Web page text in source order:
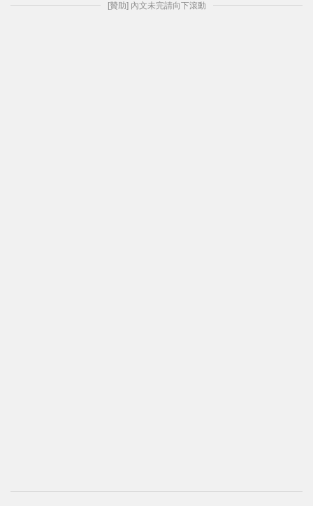
[贊助] 內文未完請向下滾動